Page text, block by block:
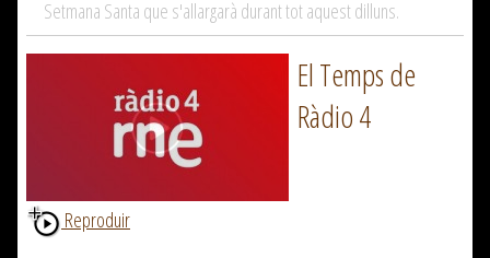
Setmana Santa que s'allargarà durant tot aquest dilluns.
El Temps de
Ràdio 4
Reproduir